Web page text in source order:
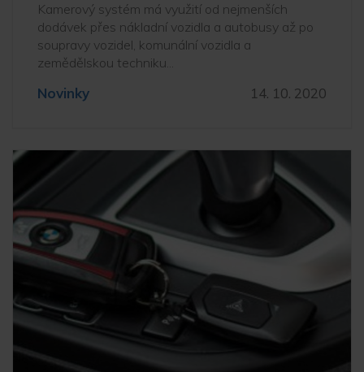
Kamerový systém má využití od nejmenších
dodávek přes nákladní vozidla a autobusy až po
soupravy vozidel, komunální vozidla a
zemědělskou techniku...
Novinky 14. 10. 2020